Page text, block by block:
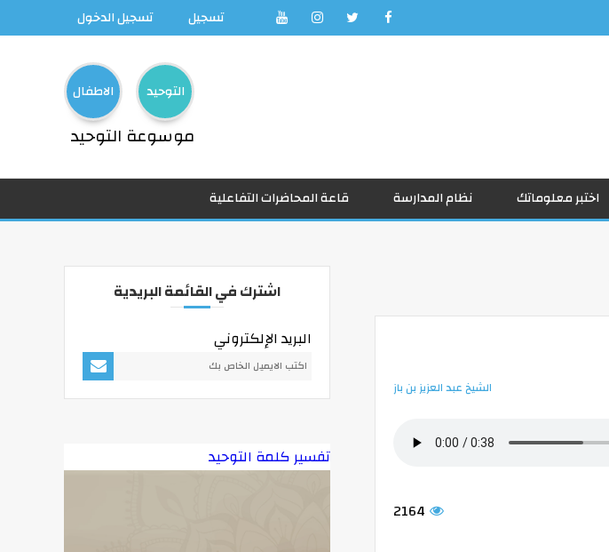
تسجيل تسجيل الدخول
التوحيد الاطفال
موسوعة التوحيد
اختبر معلوماتك نظام المدارسة قاعة المحاضرات التفاعلية
الشيخ عبد العزيز بن باز
2164
اشترك في القائمة البريدية
البريد الإلكتروني
تفسير كلمة التوحيد